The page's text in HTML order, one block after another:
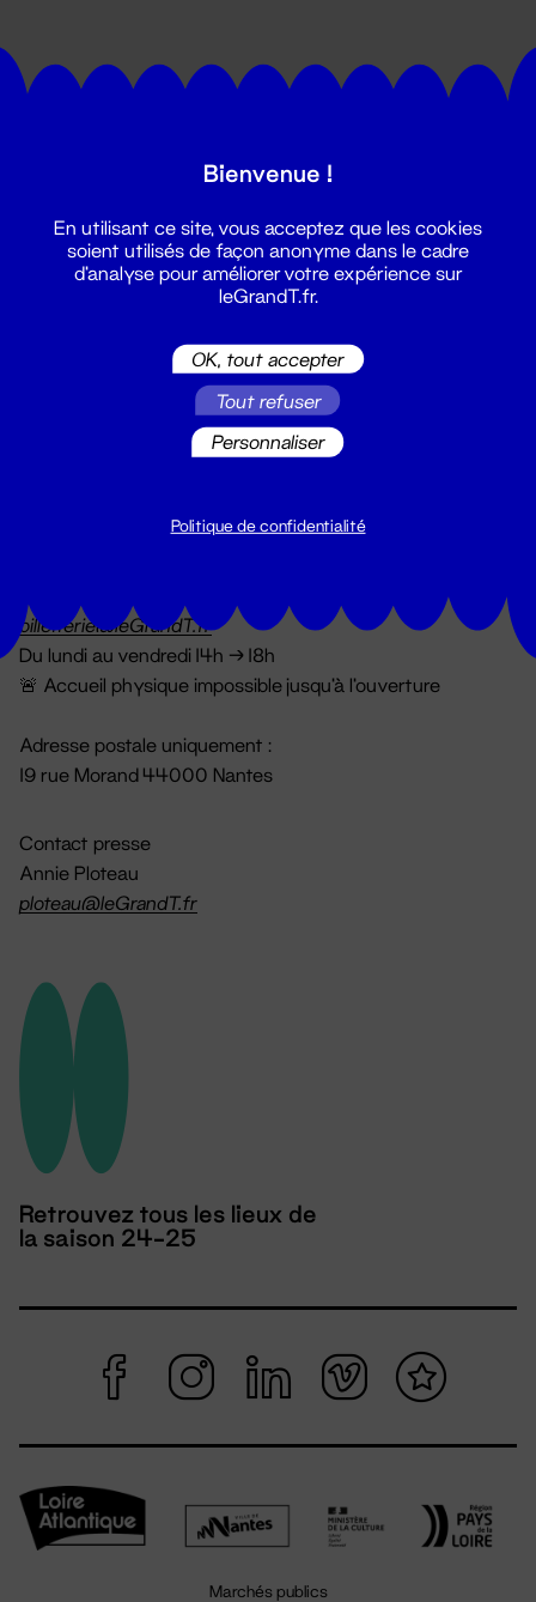
Grand T :
billetterie@leGrandT.fr
Du lundi au vendredi 14h → 18h
🚨 Accueil physique impossible jusqu'à l'ouverture
Adresse postale uniquement :
19 rue Morand 44000 Nantes
Contact presse
Annie Ploteau
ploteau@leGrandT.fr
Retrouvez tous les lieux de
la saison 24-25
Marchés publics
Bienvenue !
En utilisant ce site, vous acceptez que les cookies
soient utilisés de façon anonyme dans le cadre
d'analyse pour améliorer votre expérience sur
leGrandT.fr.
OK, tout accepter
Tout refuser
Personnaliser
Politique de confidentialité